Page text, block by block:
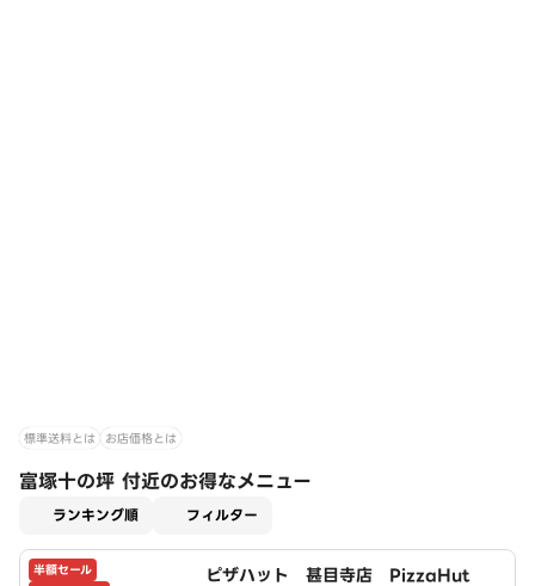
標準送料とは お店価格とは
富塚十の坪 付近のお得なメニュー
ランキング順 フィルター
半額セール
ピザハット 甚目寺店 PizzaHut